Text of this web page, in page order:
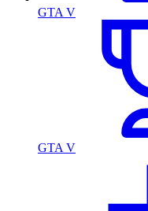
GTA V
GTA V